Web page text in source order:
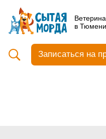
Ветеринарные клиники
в Тюмени
Кастрация собак
Вакцинация
Ультразвуковая чистка зубов
Общий анализ крови